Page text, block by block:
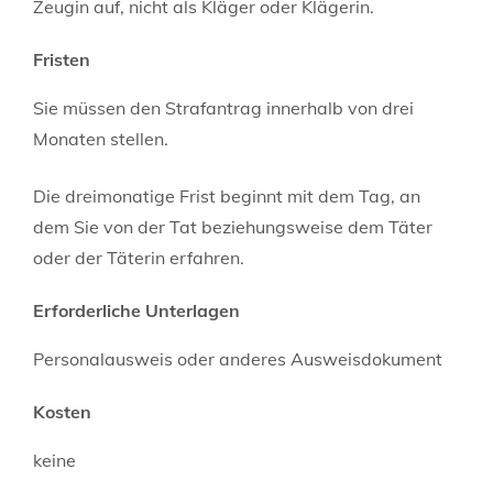
Zeugin auf, nicht als Kläger oder Klägerin.
Fristen
Sie müssen den Strafantrag innerhalb von drei
Monaten stellen.
Die dreimonatige Frist beginnt mit dem Tag, an
dem Sie von der Tat beziehungsweise dem Täter
oder der Täterin erfahren.
Erforderliche Unterlagen
Personalausweis oder anderes Ausweisdokument
Kosten
keine